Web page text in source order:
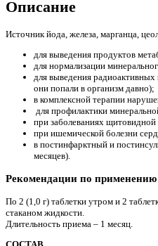
Описание
Источник йода, железа, марганца,
для выведения продуктов
для нормализации
для выведения
они попали в организм давно);
в комплексной терапии
для профилактики
при заболеваниях
при ишемической болезни
в постинфарктный и
месяцев).
Рекомендации по применению
По 2 (1,0 г) таблетки утром и 2
стаканом жидкости.
Длительность приема – 1 месяц.